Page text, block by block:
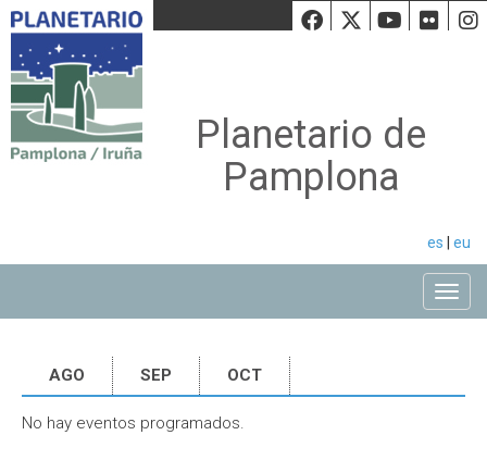
Facebook
Twiiter
Planetario de
Pamplona
es eu
AGO SEP OCT
No hay eventos programados.